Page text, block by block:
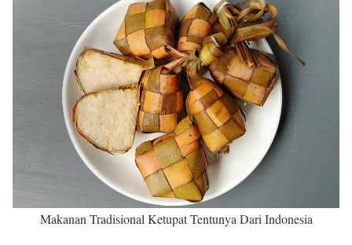
Makanan Tradisional Ketupat Tentunya Dari Indonesia